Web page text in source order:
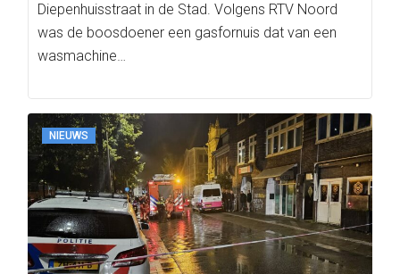
Diepenhuisstraat in de Stad. Volgens RTV Noord
was de boosdoener een gasfornuis dat van een
wasmachine…
NIEUWS